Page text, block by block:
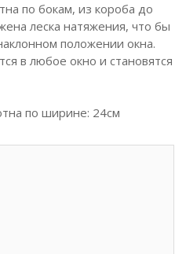
по бокам, из короба до
леска натяжения, что бы
положении окна.
в любое окно и становятся
по ширине: 24см